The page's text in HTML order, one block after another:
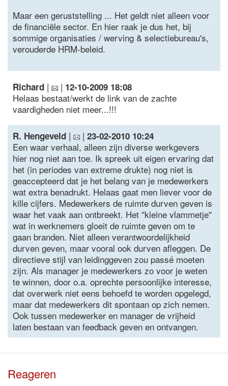
Maar een geruststelling ... Het geldt niet alleen voor
de financiële sector. En hier raak je dus het, bij
sommige organisaties / werving & selectiebureau's,
verouderde HRM-beleid.
Richard | | 12-10-2009 18:08
Helaas bestaat/werkt de link van de zachte
vaardigheden niet meer...!!!
R. Hengeveld | | 23-02-2010 10:24
Een waar verhaal, alleen zijn diverse werkgevers
hier nog niet aan toe. Ik spreek uit eigen ervaring dat
het (in periodes van extreme drukte) nog niet is
geaccepteerd dat je het belang van je medewerkers
wat extra benadrukt. Helaas gaat men liever voor de
kille cijfers. Medewerkers de ruimte durven geven is
waar het vaak aan ontbreekt. Het ''kleine vlammetje''
wat in werknemers gloeit de ruimte geven om te
gaan branden. Niet alleen verantwoordelijkheid
durven geven, maar vooral ook durven afleggen. De
directieve stijl van leidinggeven zou passé moeten
zijn. Als manager je medewerkers zo voor je weten
te winnen, door o.a. oprechte persoonlijke interesse,
dat overwerk niet eens behoefd te worden opgelegd,
maar dat medewerkers dit spontaan op zich nemen.
Ook tussen medewerker en manager de vrijheid
laten bestaan van feedback geven en ontvangen.
Reageren